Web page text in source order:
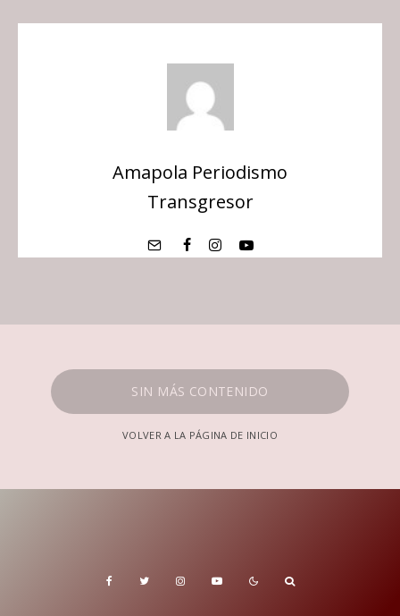
Amapola Periodismo
Transgresor
SIN MÁS CONTENIDO
VOLVER A LA PÁGINA DE INICIO